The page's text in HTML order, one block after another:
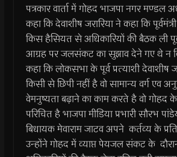
पत्रकार वार्ता में गोहद भाजपा नगर मण्डल
कहा कि देवाशीष जरारिया ने कहा कि
किस हैसियत से अधिकारियों की बैठक ली
आग्रह पर जलसंकट का सुझाव देने गए थे न
कहा कि लोकसभा के पूर्व प्रत्याशी देवाशीष
किसी से छिपी नहीं है वो सामान्य वर्ग एव
वेमनुष्यता बढ़ाने का काम करते है वो गोहद
परिचित है भाजपा मीडिया प्रभारी सौरभ
बिधायक मेवाराम जाटव अपने कर्तव्य के
उन्होंने गोहद में व्याप्त पेयजल संकट के